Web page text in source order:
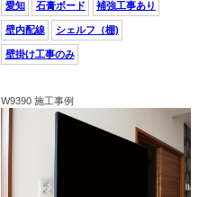
愛知 石膏ボード 補強工事あり
壁内配線 シェルフ（棚)
壁掛け工事のみ
W9390 施工事例